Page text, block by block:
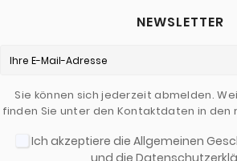
NEWSLETTER
Sie können sich jederzeit abmelden.
finden Sie unter den Kontaktdaten in den
Ich akzeptiere die Allgemeinen
und die